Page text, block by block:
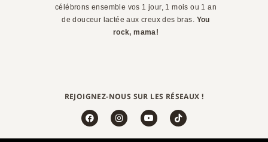
célébrons ensemble vos 1 jour, 1 mois ou 1 an
de douceur lactée aux creux des bras. You
rock, mama!
REJOIGNEZ-NOUS SUR LES RÉSEAUX !